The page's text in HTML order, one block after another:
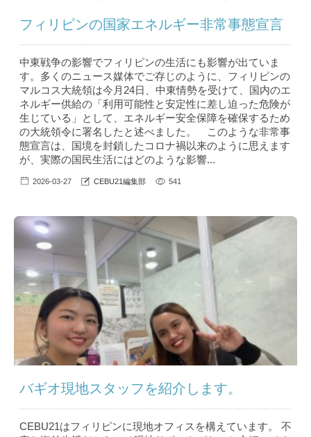
フィリピンの国家エネルギー非常事態宣言
中東戦争の影響でフィリピンの生活にも影響が出ていま
す。多くのニュース媒体でご存じのように、フィリピンの
マルコス大統領は今月24日、中東情勢を受けて、国内のエ
ネルギー供給の「利用可能性と安定性に差し迫った危険が
生じている」として、エネルギー安全保障を確保するため
の大統領令に署名したと述べました。 このような非常事
態宣言は、国境を封鎖したコロナ禍以来のように思えます
が、実際の国民生活にはどのような影響...
2026-03-27 CEBU21編集部 541
バギオ現地スタッフを紹介します。
CEBU21はフィリピンに現地オフィスを構えています。 不